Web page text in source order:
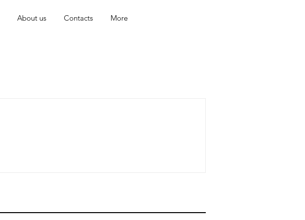
About us Contacts More